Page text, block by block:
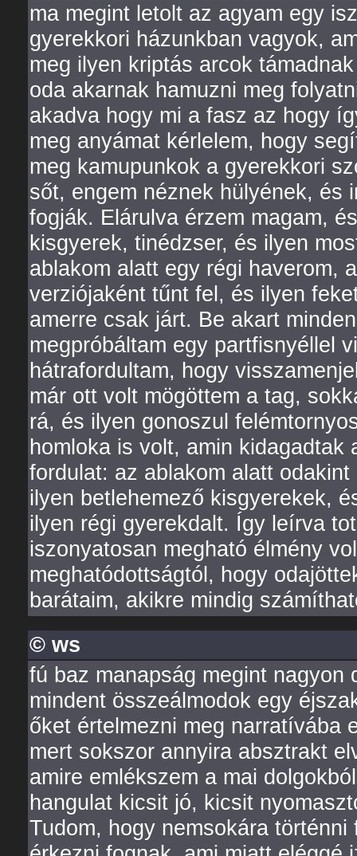
ma megint letolt az agyam egy
gyerekkori házunkban vagyok,
meg ilyen kriptás arcok
oda akarnak hamuzni meg
akadva hogy mi a fasz az hogy
meg anyámat kérlelem, hogy
meg kamupunkok a gyerekkori
sőt, engem néznek hülyének, és
fogják. Elárulva érzem magam,
kisgyerek, tinédzser, és ilyen
ablakom alatt egy régi haverom,
verziójaként tűnt fel, és ilyen
amerre csak járt. Be akart
megpróbáltam egy partfisnyéllel
hátrafordultam, hogy
már ott volt mögöttem a tag,
rá, és ilyen gonoszul
homloka is volt, amin
fordulat: az ablakom alatt
ilyen betlehemező kisgyerekek,
ilyen régi gyerekdalt. Így leírva
iszonyatosan megható élmény
meghatódottságtól, hogy
barátaim, akikre mindig
© ws
fú baz manapság megint nagyon
mindent összeálmodok egy
őket értelmezni meg narratívába
mert sokszor annyira absztrakt
amire emlékszem a mai
hangulat kicsit jó, kicsit
Tudom, hogy nemsokára